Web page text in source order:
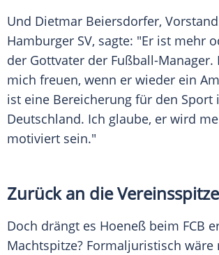
Und Dietmar Beiersdorfer,
Hamburger SV, sagte: "Er ist mehr
der Gottvater der Fußball-Manager.
mich freuen, wenn er wieder ein
ist eine Bereicherung für den Sport
Deutschland. Ich glaube, er wird
motiviert sein."
Zurück an die
Doch drängt es Hoeneß beim FCB
Machtspitze? Formaljuristisch wäre